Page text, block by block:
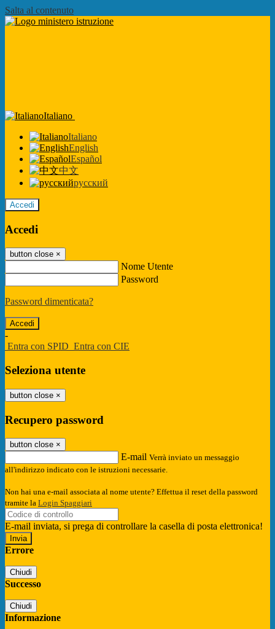
Salta al contenuto
Italiano
Italiano
English
Español
中文
русский
Accedi
Accedi
button close ×
Nome Utente
Password
Password dimenticata?
-
Entra con SPID Entra con CIE
Seleziona utente
button close ×
Recupero password
button close ×
E-mail Verrà inviato un messaggio
all'indirizzo indicato con le istruzioni necessarie.
Non hai una e-mail associata al nome utente? Effettua il reset della password
tramite la Login Spaggiari
E-mail inviata, si prega di controllare la casella di posta elettronica!
Errore
Chiudi
Successo
Chiudi
Informazione